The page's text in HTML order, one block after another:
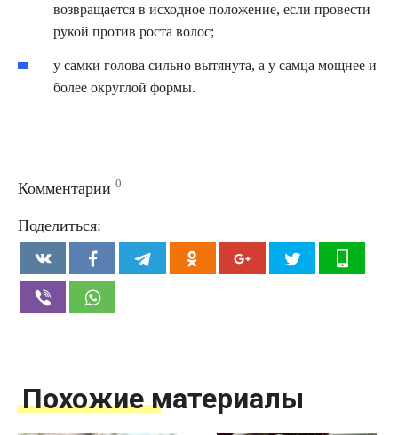
возвращается в исходное положение, если провести
рукой против роста волос;
у самки голова сильно вытянута, а у самца мощнее и
более округлой формы.
Комментарии 0
Поделиться:
Похожие материалы